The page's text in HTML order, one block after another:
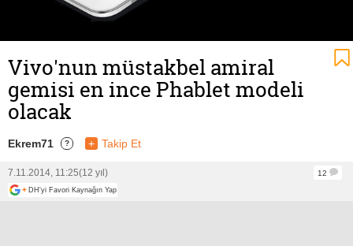
Vivo'nun müstakbel amiral
gemisi en ince Phablet modeli
olacak
Ekrem71 ? + Takip Et
7.11.2014, 11:25(12 yıl)
12
+ DH'yi Favori Kaynağın Yap